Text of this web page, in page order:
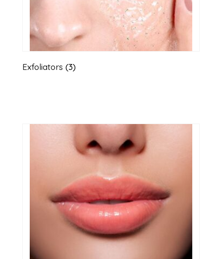
Exfoliators (3)